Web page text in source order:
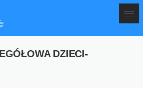
DZIECI-